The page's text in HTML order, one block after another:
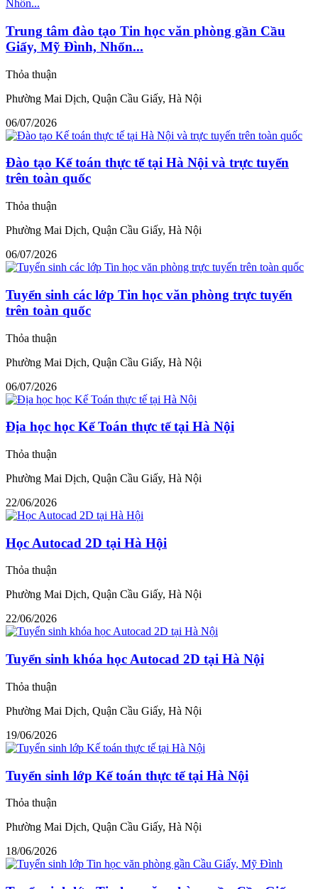
Trung tâm đào tạo Tin học văn phòng gần Cầu
Giấy, Mỹ Đình, Nhổn...
Thỏa thuận
Phường Mai Dịch, Quận Cầu Giấy, Hà Nội
06/07/2026
Đào tạo Kế toán thực tế tại Hà Nội và trực tuyến
trên toàn quốc
Thỏa thuận
Phường Mai Dịch, Quận Cầu Giấy, Hà Nội
06/07/2026
Tuyển sinh các lớp Tin học văn phòng trực tuyến
trên toàn quốc
Thỏa thuận
Phường Mai Dịch, Quận Cầu Giấy, Hà Nội
06/07/2026
Địa học học Kế Toán thực tế tại Hà Nội
Thỏa thuận
Phường Mai Dịch, Quận Cầu Giấy, Hà Nội
22/06/2026
Học Autocad 2D tại Hà Hội
Thỏa thuận
Phường Mai Dịch, Quận Cầu Giấy, Hà Nội
22/06/2026
Tuyển sinh khóa học Autocad 2D tại Hà Nội
Thỏa thuận
Phường Mai Dịch, Quận Cầu Giấy, Hà Nội
19/06/2026
Tuyển sinh lớp Kế toán thực tế tại Hà Nội
Thỏa thuận
Phường Mai Dịch, Quận Cầu Giấy, Hà Nội
18/06/2026